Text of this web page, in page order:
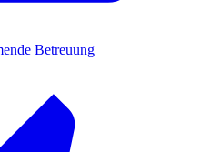
Betreuung